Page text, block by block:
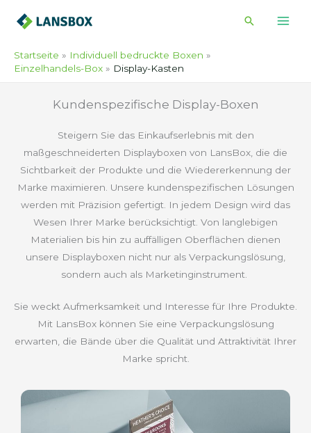
Inhalt
Suche
Startseite
Individuell bedruckte Boxen
Einzelhandels-Box
Display-Kasten
Kundenspezifische Display-Boxen
Steigern Sie das Einkaufserlebnis mit den
maßgeschneiderten Displayboxen von LansBox, die die
Sichtbarkeit der Produkte und die Wiedererkennung der
Marke maximieren. Unsere kundenspezifischen Lösungen
werden mit Präzision gefertigt. In jedem Design wird das
Wesen Ihrer Marke berücksichtigt. Von langlebigen
Materialien bis hin zu auffälligen Oberflächen dienen
unsere Displayboxen nicht nur als Verpackungslösung,
sondern auch als Marketinginstrument.
Sie weckt Aufmerksamkeit und Interesse für Ihre Produkte.
Mit LansBox können Sie eine Verpackungslösung
erwarten, die Bände über die Qualität und Attraktivität Ihrer
Marke spricht.